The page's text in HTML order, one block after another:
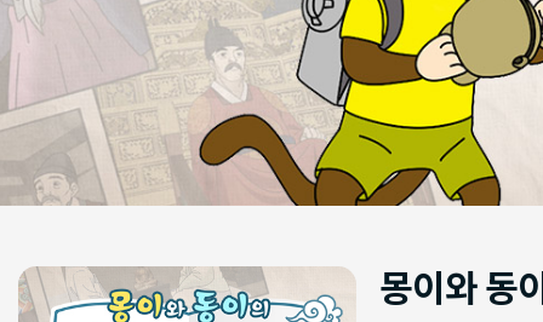
몽이와 동